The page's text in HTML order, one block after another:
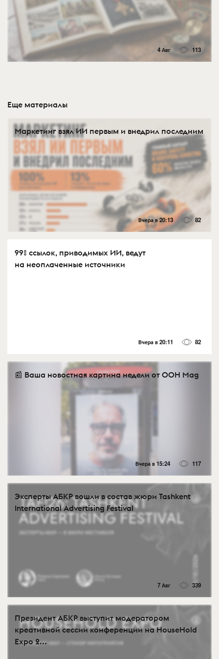
4 Авг 113
Еще материалы
Маркетинг взял ИИ первым и внедрил последним
Вчера в 20:13 82
99% ссылок, приводимых ИИ, ведут
на неоплаченные источники
Вчера в 20:11 82
📰 Ваша новостная картина недели от OOH Mag
Вчера в 15:24 117
Эксперты АБКР вошли в состав жюри Tashkent
International Advertising Festival
7 Авг 339
Президент АБКР выступит модератором
креативной сессии конференции на HouseHold
Expo 2...